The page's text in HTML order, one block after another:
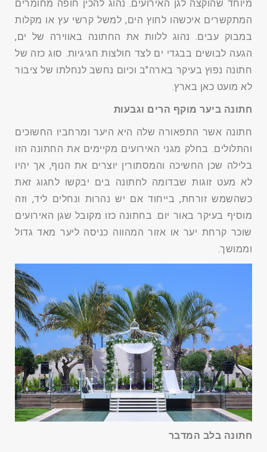
מיוחד שהוקצה לגן האירועים. נהוג להכין חופה מחומרים
המתקשרים איכשהו לחוץ הים, למשל קרשי עץ או מקלות
במבוק עבים. נהוג ללוות את החתונה באווירה של ים,
הגעה לבושים בבגדי ים לצד חולצות חגיגיות. סוג כזה של
חתונה נפוץ בעיקר בארה"ב וכיום נחשב לנחלתו של ציבור
לא מועט כאן בארץ.
חתונה ביער מוקף הרים וגבעות
חתונה אשר התפאורה שלה היא היער ומרחביו החשוכים
והתלולים. בחלק מגני האירועים מקיימים את החתונה הזו
בלילה שכן החשיכה והמסתורין יוצרים את הנוף, אך יהיו
לא מעט זוגות שבדומה לחתונה בים יבקשו לחגוג זאת
כשהשמש זורחת, בייחוד אם יש נהרות ונחלים ליד, וזה
מוסיף בעיקר באור יום. בחתונה כזו מקובל שגן האירועים
שוכר קרחת יער או אזור המהווה כניסה ליער מאד גדול
וממושך.
חתונה בלב המדבר